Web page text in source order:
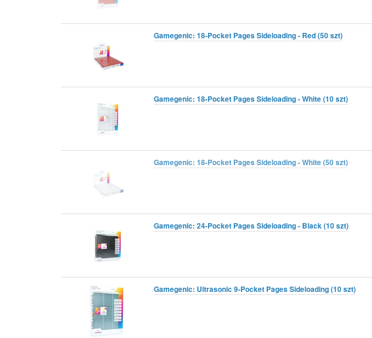
Gamegenic: 18-Pocket Pages Sideloading - Red (50 szt)
Gamegenic: 18-Pocket Pages Sideloading - White (10 szt)
Gamegenic: 18-Pocket Pages Sideloading - White (50 szt)
Gamegenic: 24-Pocket Pages Sideloading - Black (10 szt)
Gamegenic: Ultrasonic 9-Pocket Pages Sideloading (10 szt)